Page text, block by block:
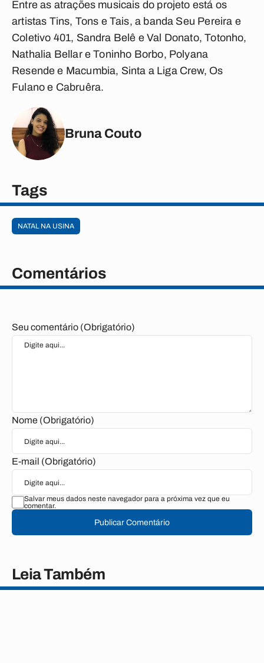
Entre as atrações musicais do projeto está os
artistas Tins, Tons e Tais, a banda Seu Pereira e
Coletivo 401, Sandra Belê e Val Donato, Totonho,
Nathalia Bellar e Toninho Borbo, Polyana
Resende e Macumbia, Sinta a Liga Crew, Os
Fulano e Cabruêra.
Bruna Couto
Tags
NATAL NA USINA
Comentários
Seu comentário (Obrigatório)
Nome (Obrigatório)
E-mail (Obrigatório)
Salvar meus dados neste navegador para a próxima vez que eu
comentar.
Publicar Comentário
Leia Também